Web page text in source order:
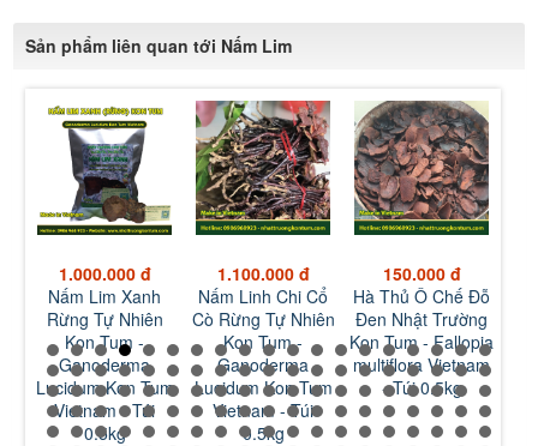
Sản phẩm liên quan tới Nấm Lim
Tum
1.100.000 đ
Nấm Linh Chi Cổ
Cò Rừng Tự Nhiên
Kon Tum -
Ganoderma
Lucidum Kon Tum
Vietnam - Túi
0.5kg
150.000 đ
Hà Thủ Ô Chế Đỗ
Đen Nhật Trường
Kon Tum - Fallopia
multiflora Vietnam
- Túi 0.5kg
150.000 đ
Bột Hà Thủ Ô Chế
Đỗ Đen Nhật
Trường Kon Tum -
Fallopia multiflora
Powder Vietnam -
Túi 0.5kg